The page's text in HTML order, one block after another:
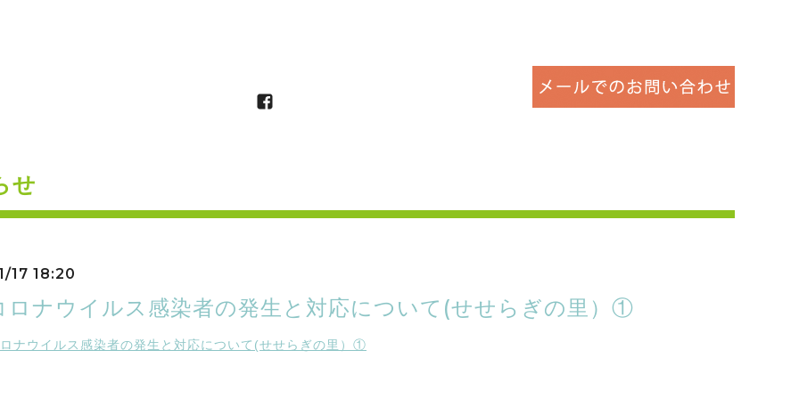
せ
17 18:20
ロナウイルス感染者の発生と対応について(せせらぎの里）①
ナウイルス感染者の発生と対応について(せせらぎの里）①